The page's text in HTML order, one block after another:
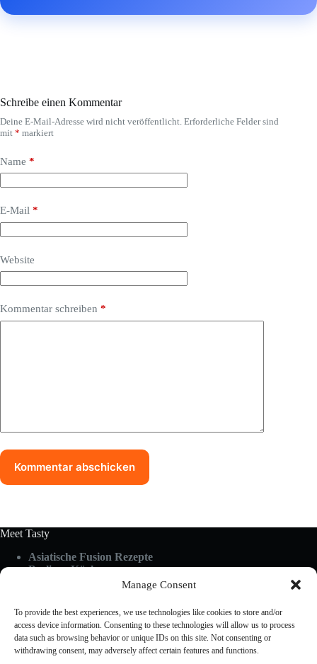
Manage Consent
To provide the best experiences, we use technologies like cookies to store and/or
access device information. Consenting to these technologies will allow us to process
data such as browsing behavior or unique IDs on this site. Not consenting or
withdrawing consent, may adversely affect certain features and functions.
Schreibe einen Kommentar
Deine E-Mail-Adresse wird nicht veröffentlicht. Erforderliche Felder sind
mit * markiert
Name *
E-Mail *
Website
Kommentar schreiben *
Kommentar abschicken
Meet Tasty
Asiatische Fusion Rezepte
Berliner Küche
Küchen-Hacks & Tipps
Rezepte A-Z
Schnelle Küche